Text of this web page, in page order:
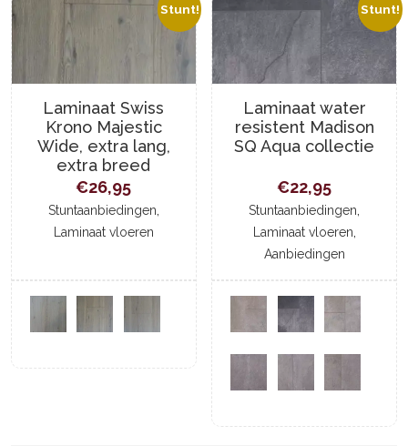
Stunt!
Laminaat Swiss
Krono Majestic
Wide, extra lang,
extra breed
€26,95
Stuntaanbiedingen,
Laminaat vloeren
Stunt!
Laminaat water
resistent Madison
SQ Aqua collectie
€22,95
Stuntaanbiedingen,
Laminaat vloeren,
Aanbiedingen